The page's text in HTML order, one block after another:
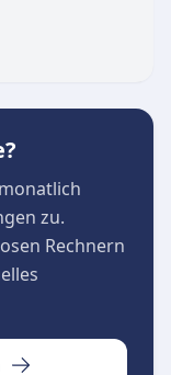
zu.
Rechnern